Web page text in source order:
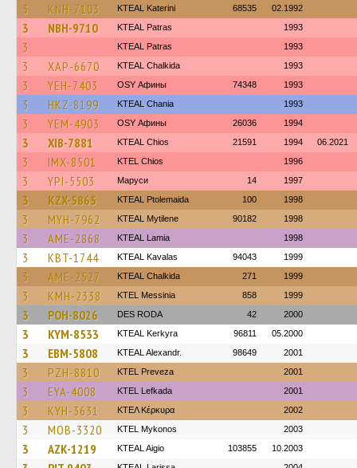
3 KNH-7103 KTEAL Katerini 68535 02.1992
3 NBH-9710 KTEAL Patras 1993
3 KTEAL Patras 1993
3 XAP-6670 KTEAL Chalkida 1993
3 YEH-7403 OSY Афины 74348 1993
3 HKZ-8199 KTEAL Chania 1993
3 YEM-4903 OSY Афины 26036 1994
3 XIB-7881 KTEAL Chios 21591 1994 06.2021
3 IMX-8501 KTEL Chios 1996
3 YPI-5503 Маруси 14 1997
3 KZX-5865 KTEAL Ptolemaida 100 1998
3 MYH-7962 KTEAL Mytilene 90182 1998
3 AME-2868 KTEAL Lamia 1998
3 KBT-1744 KTEAL Kavalas 94043 1999
3 AME-2527 KTEAL Chalkida 271 1999
3 KMH-2338 KTEL Messinia 858 1999
3 POH-8026 DES RODA 42 2000
3 KYM-8533 KTEAL Kerkyra 96811 05.2000
3 EBM-5808 KTEAL Alexandr. 98649 2001
3 PZH-8810 KTEL Preveza 2001
3 EYA-4008 KTEL Lefkada 2001
3 KYH-3631 ΚΤΕΛ Κέρκυρα 2002
3 MOB-3320 KTEL Mykonos 2003
3 AZK-1219 KTEAL Aigio 103855 10.2003